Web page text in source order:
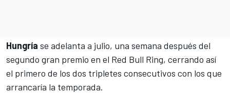
Hungría se adelanta a julio, una semana después del
segundo gran premio en el Red Bull Ring, cerrando así
el primero de los dos tripletes consecutivos con los que
arrancaría la temporada.